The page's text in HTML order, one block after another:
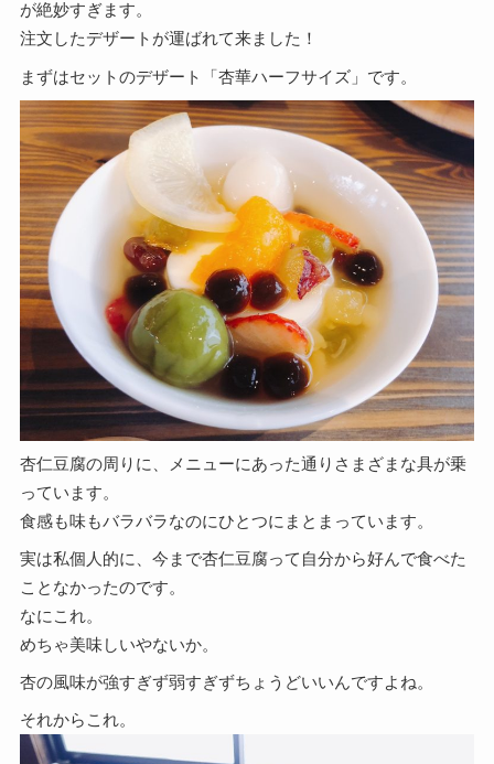
が絶妙すぎます。
注文したデザートが運ばれて来ました！
まずはセットのデザート「杏華ハーフサイズ」です。
杏仁豆腐の周りに、メニューにあった通りさまざまな具が乗
っています。
食感も味もバラバラなのにひとつにまとまっています。
実は私個人的に、今まで杏仁豆腐って自分から好んで食べた
ことなかったのです。
なにこれ。
めちゃ美味しいやないか。
杏の風味が強すぎず弱すぎずちょうどいいんですよね。
それからこれ。